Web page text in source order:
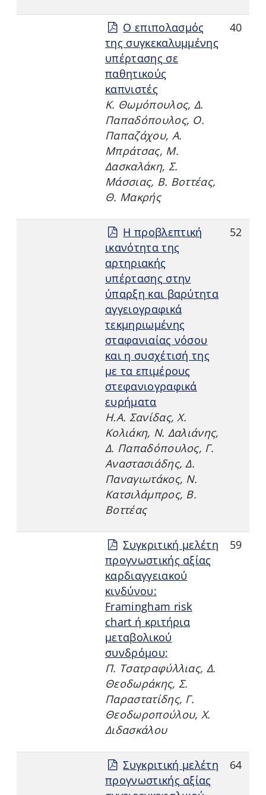
Ο επιπολασμός
της συγκεκαλυμμένης
υπέρτασης σε
παθητικούς
καπνιστές
Κ. Θωμόπουλος, Δ.
Παπαδόπουλος, Ο.
Παπαζάχου, Α.
Μπράτσας, Μ.
Δασκαλάκη, Σ.
Μάσσιας, Β. Βοττέας,
Θ. Μακρής
40
Η προβλεπτική
ικανότητα της
αρτηριακής
υπέρτασης στην
ύπαρξη και βαρύτητα
αγγειογραφικά
τεκμηριωμένης
σταφανιαίας νόσου
και η συσχέτισή της
με τα επιμέρους
στεφανιογραφικά
ευρήματα
Η.Α. Σανίδας, Χ.
Κολιάκη, Ν. Δαλιάνης,
Δ. Παπαδόπουλος, Γ.
Αναστασιάδης, Δ.
Παναγιωτάκος, Ν.
Κατσιλάμπρος, Β.
Βοττέας
52
Συγκριτική μελέτη
προγνωστικής αξίας
καρδιαγγειακού
κινδύνου:
Framingham risk
chart ή κριτήρια
μεταβολικού
συνδρόμου;
Π. Τσατραφύλλιας, Δ.
Θεοδωράκης, Σ.
Παραστατίδης, Γ.
Θεοδωροπούλου, Χ.
Διδασκάλου
59
Συγκριτική μελέτη
προγνωστικής αξίας
64